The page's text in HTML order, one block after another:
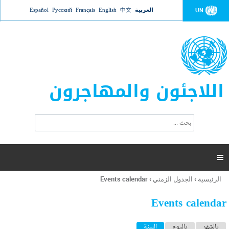
Jump to navigation UN العربية 中文
English
Français
Русский
Español
اللاجئون والمهاجرون
ت
ر
ل
ح
ب

أنت
هنا
الرئيسية › الجدول الزمني ›
Events calendar
Events calendar